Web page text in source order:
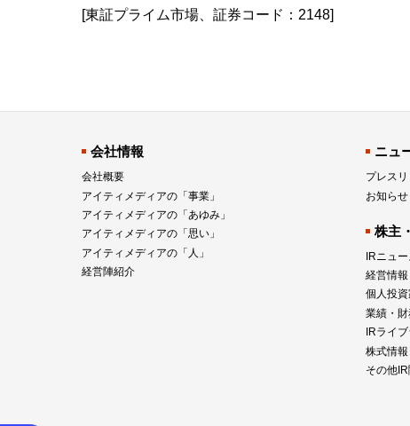
[東証プライム市場、証券コード：2148]
会社情報
会社概要
アイティメディアの「事業」
アイティメディアの「あゆみ」
アイティメディアの「思い」
アイティメディアの「人」
経営陣紹介
ニュ
プレス
お知らせ
株主
IRニュー
経営情報
個人投
業績・
IRライブ
株式情報
その他